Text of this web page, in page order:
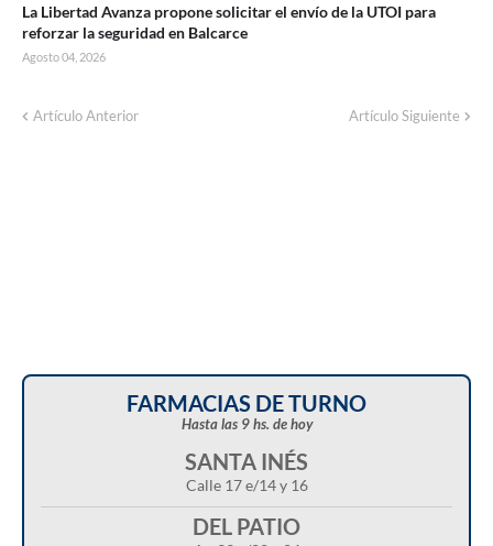
La Libertad Avanza propone solicitar el envío de la UTOI para
reforzar la seguridad en Balcarce
Agosto 04, 2026
Artículo Anterior Artículo Siguiente
FARMACIAS DE TURNO
Hasta las 9 hs. de hoy
SANTA INÉS
Calle 17 e/14 y 16
DEL PATIO